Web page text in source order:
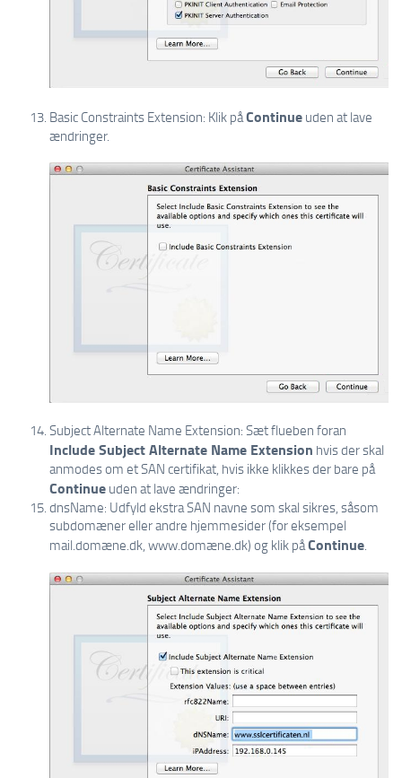
Basic Constraints Extension: Klik påContinue uden at lave
ændringer.
Subject Alternate Name Extension: Sæt flueben foran
Include Subject Alternate Name Extension hvis der skal
anmodes om et SAN certifikat, hvis ikke klikkes der bare på
Continue uden at lave ændringer:
dnsName: Udfyld ekstra SAN navne som skal sikres, såsom
subdomæner eller andre hjemmesider (for eksempel
mail.domæne.dk, www.domæne.dk) og klik påContinue.